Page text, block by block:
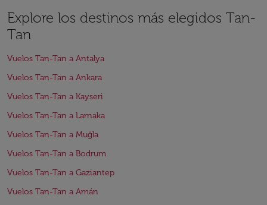
Explore los destinos más elegidos Tan-
Tan
Vuelos Tan-Tan a Antalya
Vuelos Tan-Tan a Ankara
Vuelos Tan-Tan a Kayseri
Vuelos Tan-Tan a Larnaka
Vuelos Tan-Tan a Muğla
Vuelos Tan-Tan a Bodrum
Vuelos Tan-Tan a Gaziantep
Vuelos Tan-Tan a Amán